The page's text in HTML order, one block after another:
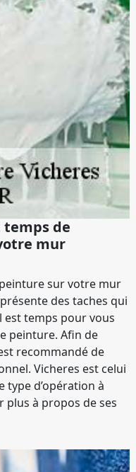
temps de
mur
sur votre mur
des taches qui
est temps pour vous
peinture. Afin de
recommandé de
Vicheres est celui
d’opération à
plus à propos de ses